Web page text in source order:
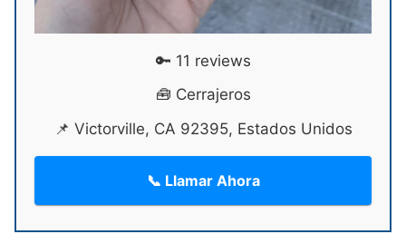
🔑 11 reviews
🧰 Cerrajeros
📌 Victorville, CA 92395, Estados Unidos
📞 Llamar Ahora